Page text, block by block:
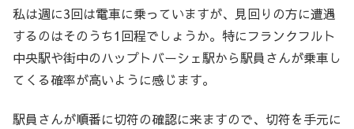
私は週に3回は電車に乗っていますが、見回りの方に遭遇
するのはそのうち1回程でしょうか。特にフランクフルト
中央駅や街中のハップトバーシェ駅から駅員さんが乗車し
てくる確率が高いように感じます。
駅員さんが順番に切符の確認に来ますので、切符を手元に